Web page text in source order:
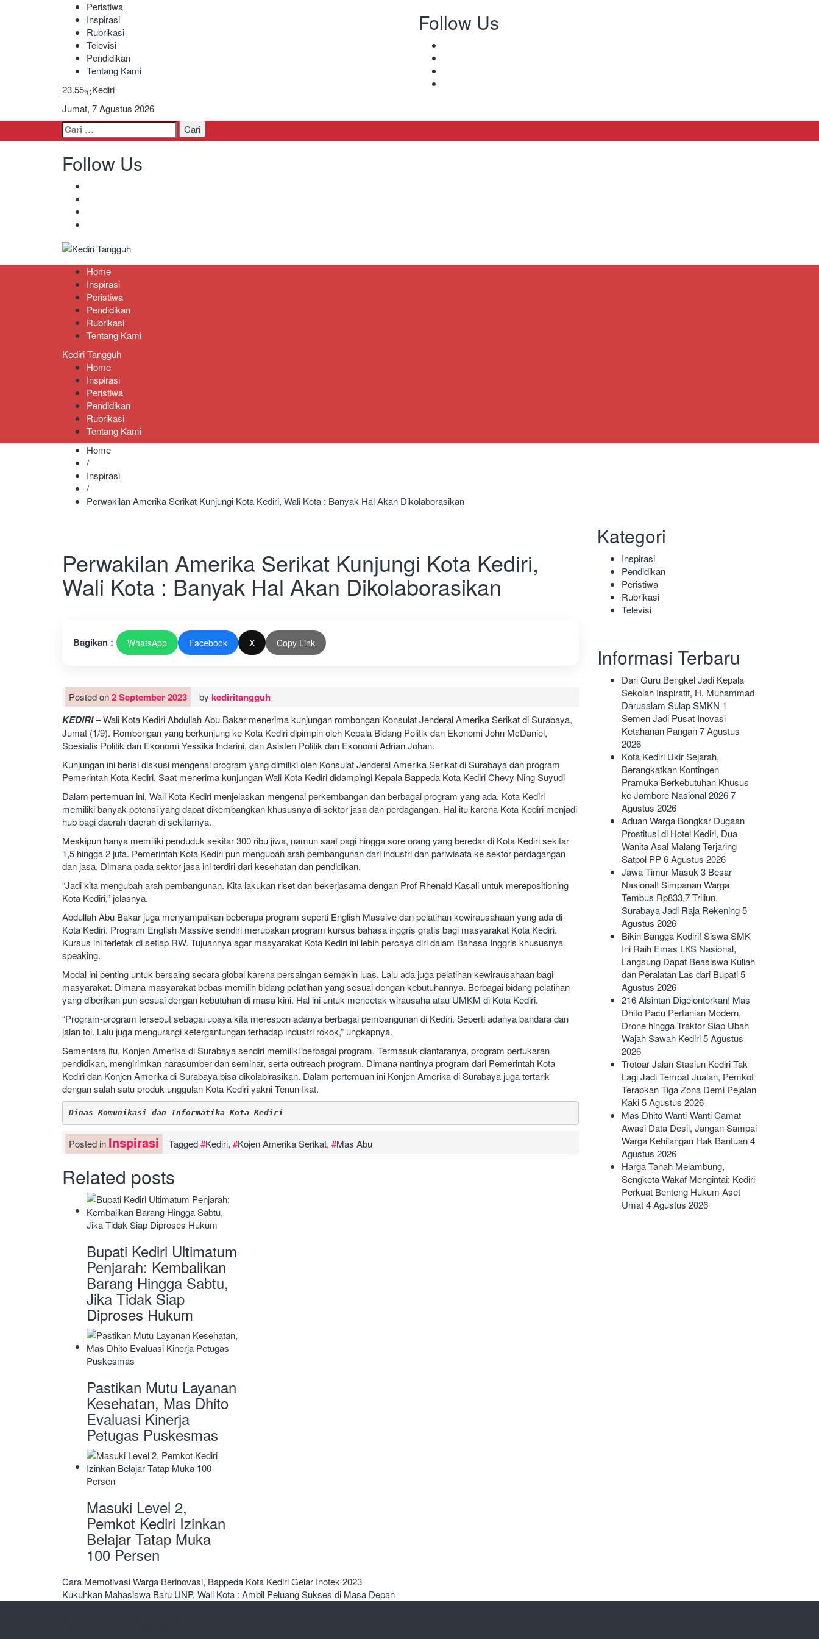
Peristiwa
Inspirasi
Rubrikasi
Televisi
Pendidikan
Tentang Kami
23.55℃Kediri
Jumat, 7 Agustus 2026
Follow Us
Cari
untuk:
Follow Us
Berita Akurat Terpercaya
Home
Inspirasi
Peristiwa
Pendidikan
Rubrikasi
Tentang Kami
Kediri Tangguh
Home
Inspirasi
Peristiwa
Pendidikan
Rubrikasi
Tentang Kami
Home
/
Inspirasi
/
Perwakilan Amerika Serikat Kunjungi Kota Kediri, Wali Kota : Banyak Hal Akan Dikolaborasikan
Perwakilan Amerika Serikat Kunjungi Kota Kediri,
Wali Kota : Banyak Hal Akan Dikolaborasikan
Bagikan : WhatsApp Facebook X Copy Link
Posted on2 September 2023 by kediritangguh
KEDIRI– Wali Kota Kediri Abdullah Abu Bakar menerima kunjungan rombongan Konsulat Jenderal Amerika Serikat di Surabaya,
Jumat (1/9). Rombongan yang berkunjung ke Kota Kediri dipimpin oleh Kepala Bidang Politik dan Ekonomi John McDaniel,
Spesialis Politik dan Ekonomi Yessika Indarini, dan Asisten Politik dan Ekonomi Adrian Johan.
Kunjungan ini berisi diskusi mengenai program yang dimiliki oleh Konsulat Jenderal Amerika Serikat di Surabaya dan program
Pemerintah Kota Kediri. Saat menerima kunjungan Wali Kota Kediri didampingi Kepala Bappeda Kota Kediri Chevy Ning Suyudi
Dalam pertemuan ini, Wali Kota Kediri menjelaskan mengenai perkembangan dan berbagai program yang ada. Kota Kediri
memiliki banyak potensi yang dapat dikembangkan khususnya di sektor jasa dan perdagangan. Hal itu karena Kota Kediri menjadi
hub bagi daerah-daerah di sekitarnya.
Meskipun hanya memiliki penduduk sekitar 300 ribu jiwa, namun saat pagi hingga sore orang yang beredar di Kota Kediri sekitar
1,5 hingga 2 juta. Pemerintah Kota Kediri pun mengubah arah pembangunan dari industri dan pariwisata ke sektor perdagangan
dan jasa. Dimana pada sektor jasa ini terdiri dari kesehatan dan pendidikan.
“Jadi kita mengubah arah pembangunan. Kita lakukan riset dan bekerjasama dengan Prof Rhenald Kasali untuk merepositioning
Kota Kediri,” jelasnya.
Abdullah Abu Bakar juga menyampaikan beberapa program seperti English Massive dan pelatihan kewirausahaan yang ada di
Kota Kediri. Program English Massive sendiri merupakan program kursus bahasa inggris gratis bagi masyarakat Kota Kediri.
Kursus ini terletak di setiap RW. Tujuannya agar masyarakat Kota Kediri ini lebih percaya diri dalam Bahasa Inggris khususnya
speaking.
Modal ini penting untuk bersaing secara global karena persaingan semakin luas. Lalu ada juga pelatihan kewirausahaan bagi
masyarakat. Dimana masyarakat bebas memilih bidang pelatihan yang sesuai dengan kebutuhannya. Berbagai bidang pelatihan
yang diberikan pun sesuai dengan kebutuhan di masa kini. Hal ini untuk mencetak wirausaha atau UMKM di Kota Kediri.
“Program-program tersebut sebagai upaya kita merespon adanya berbagai pembangunan di Kediri. Seperti adanya bandara dan
jalan tol. Lalu juga mengurangi ketergantungan terhadap industri rokok,” ungkapnya.
Sementara itu, Konjen Amerika di Surabaya sendiri memiliki berbagai program. Termasuk diantaranya, program pertukaran
pendidikan, mengirimkan narasumber dan seminar, serta outreach program. Dimana nantinya program dari Pemerintah Kota
Kediri dan Konjen Amerika di Surabaya bisa dikolabirasikan. Dalam pertemuan ini Konjen Amerika di Surabaya juga tertarik
dengan salah satu produk unggulan Kota Kediri yakni Tenun Ikat.
Dinas Komunikasi dan Informatika Kota Kediri
Posted in Inspirasi Tagged Kediri, Kojen Amerika Serikat, Mas Abu
Related posts
Bupati Kediri Ultimatum
Penjarah: Kembalikan
Barang Hingga Sabtu,
Jika Tidak Siap
Diproses Hukum
Pastikan Mutu Layanan
Kesehatan, Mas Dhito
Evaluasi Kinerja
Petugas Puskesmas
Masuki Level 2,
Pemkot Kediri Izinkan
Belajar Tatap Muka
100 Persen
Navigasi
pos
Cara Memotivasi Warga Berinovasi, Bappeda Kota Kediri Gelar Inotek 2023
Kukuhkan Mahasiswa Baru UNP, Wali Kota : Ambil Peluang Sukses di Masa Depan
Kategori
Inspirasi
Pendidikan
Peristiwa
Rubrikasi
Televisi
Informasi Terbaru
Dari Guru Bengkel Jadi Kepala
Sekolah Inspiratif, H. Muhammad
Darusalam Sulap SMKN 1
Semen Jadi Pusat Inovasi
Ketahanan Pangan 7 Agustus
2026
Kota Kediri Ukir Sejarah,
Berangkatkan Kontingen
Pramuka Berkebutuhan Khusus
ke Jambore Nasional 2026 7
Agustus 2026
Aduan Warga Bongkar Dugaan
Prostitusi di Hotel Kediri, Dua
Wanita Asal Malang Terjaring
Satpol PP 6 Agustus 2026
Jawa Timur Masuk 3 Besar
Nasional! Simpanan Warga
Tembus Rp833,7 Triliun,
Surabaya Jadi Raja Rekening 5
Agustus 2026
Bikin Bangga Kediri! Siswa SMK
Ini Raih Emas LKS Nasional,
Langsung Dapat Beasiswa Kuliah
dan Peralatan Las dari Bupati 5
Agustus 2026
216 Alsintan Digelontorkan! Mas
Dhito Pacu Pertanian Modern,
Drone hingga Traktor Siap Ubah
Wajah Sawah Kediri 5 Agustus
2026
Trotoar Jalan Stasiun Kediri Tak
Lagi Jadi Tempat Jualan, Pemkot
Terapkan Tiga Zona Demi Pejalan
Kaki 5 Agustus 2026
Mas Dhito Wanti-Wanti Camat
Awasi Data Desil, Jangan Sampai
Warga Kehilangan Hak Bantuan 4
Agustus 2026
Harga Tanah Melambung,
Sengketa Wakaf Mengintai: Kediri
Perkuat Benteng Hukum Aset
Umat 4 Agustus 2026